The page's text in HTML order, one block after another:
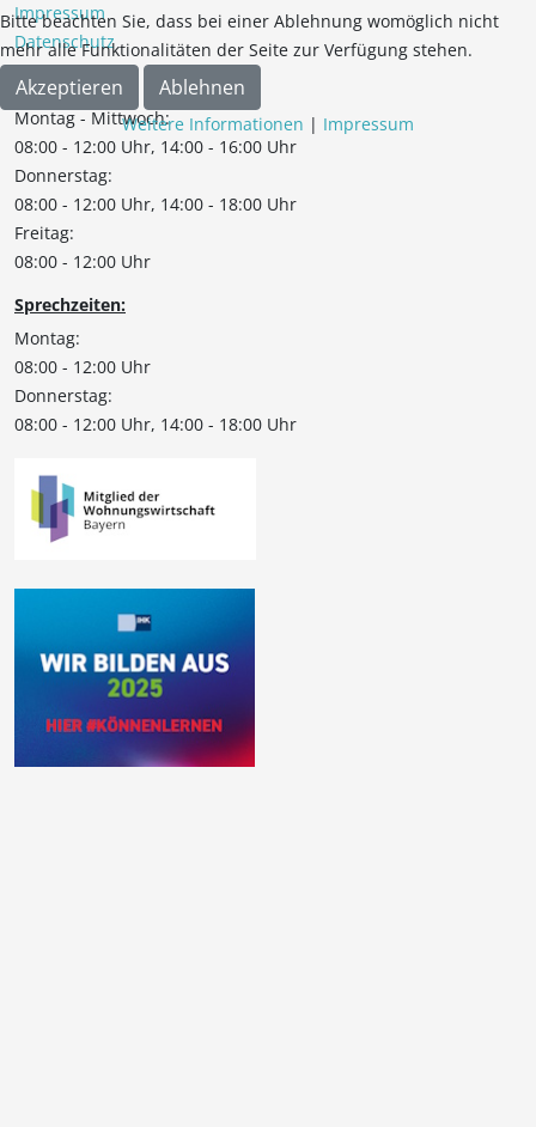
Impressum
Datenschutz
Bürozeiten:
Montag - Mittwoch:
08:00 - 12:00 Uhr, 14:00 - 16:00 Uhr
Donnerstag:
08:00 - 12:00 Uhr, 14:00 - 18:00 Uhr
Freitag:
08:00 - 12:00 Uhr
Sprechzeiten:
Montag:
08:00 - 12:00 Uhr
Donnerstag:
08:00 - 12:00 Uhr, 14:00 - 18:00 Uhr
Bitte beachten Sie, dass bei einer Ablehnung womöglich nicht
mehr alle Funktionalitäten der Seite zur Verfügung stehen.
Akzeptieren Ablehnen
Weitere Informationen | Impressum